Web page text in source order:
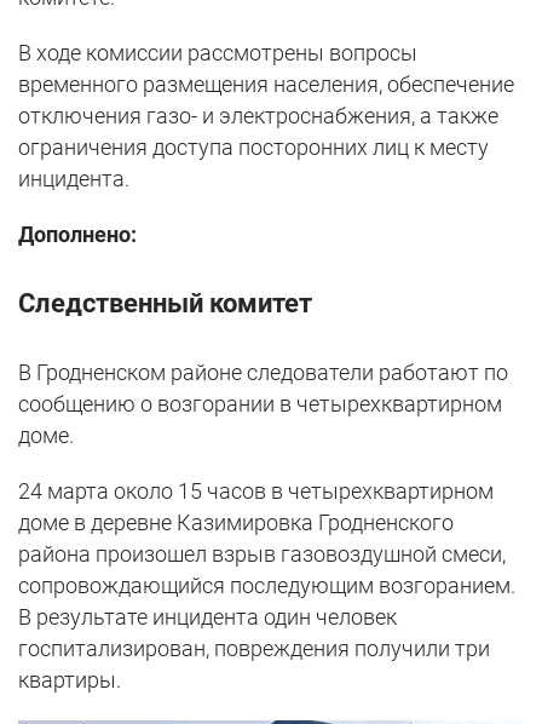
В ходе комиссии рассмотрены вопросы
временного размещения населения, обеспечение
отключения газо- и электроснабжения, а также
ограничения доступа посторонних лиц к месту
инцидента.
Дополнено:
Следственный комитет
В Гродненском районе следователи работают по
сообщению о возгорании в четырехквартирном
доме.
24 марта около 15 часов в четырехквартирном
доме в деревне Казимировка Гродненского
района произошел взрыв газовоздушной смеси,
сопровождающийся последующим возгоранием.
В результате инцидента один человек
госпитализирован, повреждения получили три
квартиры.